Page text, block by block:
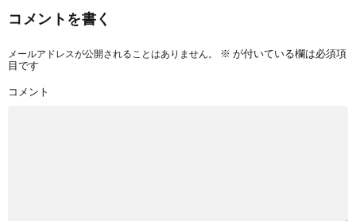
コメントを書く
メールアドレスが公開されることはありません。 ※ が付いている欄は必須項
目です
コメント